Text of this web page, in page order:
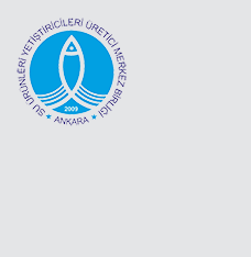
content